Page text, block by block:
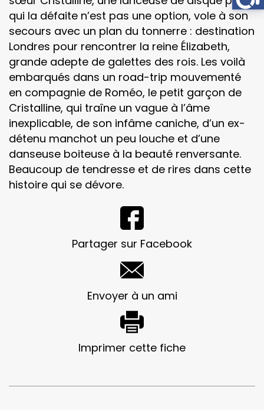
qui la défaite n’est pas une option, vole à son
secours avec un plan du tonnerre : destination
Londres pour rencontrer la reine Élizabeth,
grande adepte de galettes des rois. Les voilà
embarqués dans un road-trip mouvementé
en compagnie de Roméo, le petit garçon de
Cristalline, qui traîne un vague à l’âme
inexplicable, de son infâme caniche, d’un ex-
détenu manchot un peu louche et d’une
danseuse boiteuse à la beauté renversante.
Beaucoup de tendresse et de rires dans cette
histoire qui se dévore.
Partager sur Facebook
Envoyer à un ami
Imprimer cette fiche